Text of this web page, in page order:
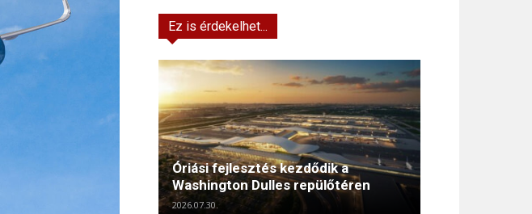
Ez is érdekelhet...
Óriási fejlesztés kezdődik a
Washington Dulles repülőtéren
2026.07.30.